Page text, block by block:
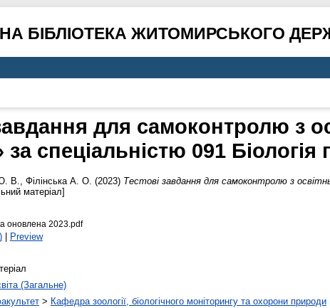
БІБЛІОТЕКА ЖИТОМИРСЬКОГО
для самоконтролю з
за спеціальністю 091 Біологія
В., Філінська А. О. (2023) Тестові завдання для самоконтролю з
матеріал]
оновлена 2023.pdf
| Preview
(Загальне)
> Кафедра зоології, біологічного моніторингу та охорони природи